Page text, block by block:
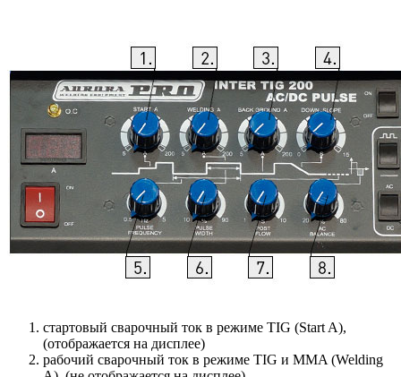
стартовый сварочный ток в режиме TIG (Start A),
(отображается на дисплее)
рабочий сварочный ток в режиме TIG и MMA (Welding